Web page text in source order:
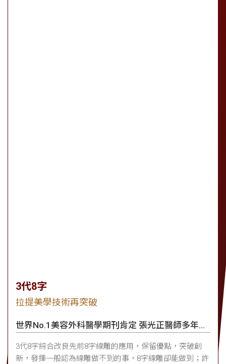
3代8字
拉提美學技術再突破
世界No.1美容外科醫學期刊肯定 張光正醫師多年研
3代8字綜合改良先前8字線雕的應用，保留優點，突破創
新，發揮一般認為線雕做不到的事，8字線雕卻能做到；許